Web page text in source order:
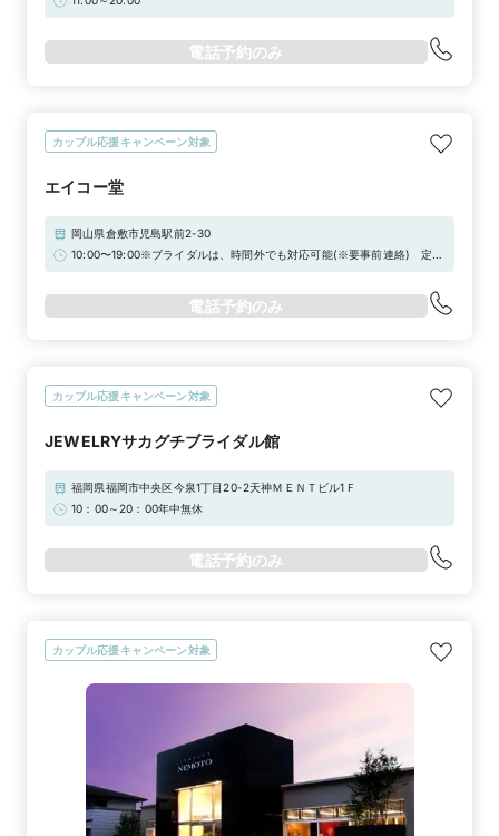
電話予約のみ
カップル応援キャンペーン対象
エイコー堂
岡山県倉敷市児島駅前2-30
10:00〜19:00※ブライダルは、時間外でも対応可能(※要事前連絡) 定休
電話予約のみ
カップル応援キャンペーン対象
JEWELRYサカグチブライダル館
福岡県福岡市中央区今泉1丁目20-2天神ＭＥＮＴビル1Ｆ
10：00～20：00年中無休
電話予約のみ
カップル応援キャンペーン対象